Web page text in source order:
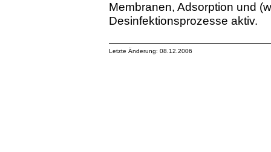
Membranen, Adsorption und
Desinfektionsprozesse aktiv.
Letzte Änderung: 08.12.2006